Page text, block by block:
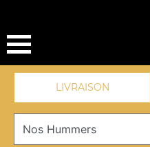
LIVRAISON